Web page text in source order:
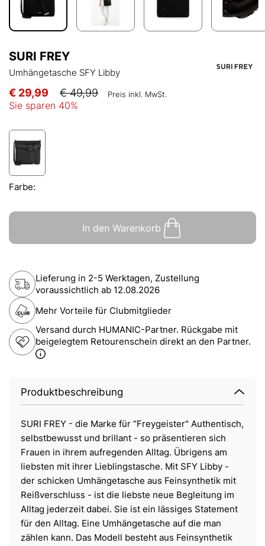
SURI FREY
Umhängetasche SFY Libby
€ 29,99 € 49,99 Preis inkl. MwSt.
Sie sparen 40%
Farbe:
In den Warenkorb
Lieferung in 2-5 Werktagen, Zustellung
voraussichtlich ab 12.08.2026
Mehr Vorteile für Clubmitglieder
Versand durch HUMANIC-Partner. Rückgabe mit
beigelegtem Retourenschein direkt an den Partner.
Produktbeschreibung
SURI FREY - die Marke für “Freygeister" Authentisch,
selbstbewusst und brillant - so präsentieren sich
Frauen in ihrem aufregenden Alltag. Übrigens am
liebsten mit ihrer Lieblingstasche. Mit SFY Libby -
der schicken Umhängetasche aus Feinsynthetik mit
Reißverschluss - ist die liebste neue Begleitung im
Alltag jederzeit dabei. Sie ist ein lässiges Statement
für den Alltag. Eine Umhängetasche auf die man
zählen kann. Das Modell besteht aus Feinsynthetik